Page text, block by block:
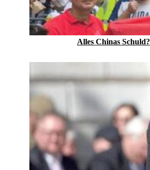
Alles Chinas Schuld?